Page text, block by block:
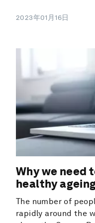
2023年01月16日
Why we need
healthy
The number of
rapidly around the